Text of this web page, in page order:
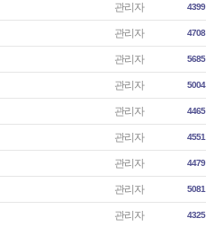
관리자 4399
관리자 4708
관리자 5685
관리자 5004
관리자 4465
관리자 4551
관리자 4479
관리자 5081
관리자 4325